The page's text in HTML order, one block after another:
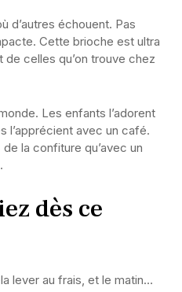
d’autres échouent. Pas
Cette brioche est ultra
celles qu’on trouve chez
Les enfants l’adorent
l’apprécient avec un café.
la confiture qu’avec un
dès ce
lever au frais, et le matin…